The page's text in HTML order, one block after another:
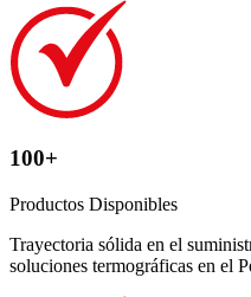
100+
Productos Disponibles
Trayectoria sólida en el
soluciones termográficas en el